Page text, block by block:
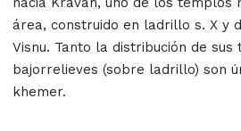
área, construido en ladrillo s. X y
Visnu. Tanto la distribución de sus
bajorrelieves (sobre ladrillo) son
khemer.